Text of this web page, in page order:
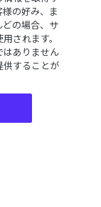
たちのボイ
しくはご利用ガ
の好み、ま
どの場合、サ
されます。
はありません
供することが